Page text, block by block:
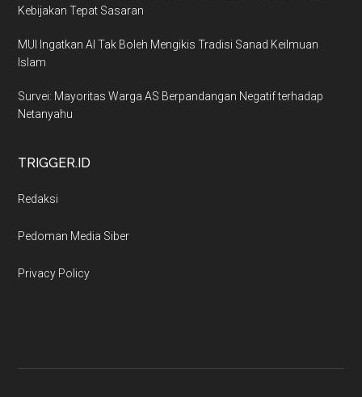
Kebijakan Tepat Sasaran
MUI Ingatkan AI Tak Boleh Mengikis Tradisi Sanad Keilmuan
Islam
Survei: Mayoritas Warga AS Berpandangan Negatif terhadap
Netanyahu
TRIGGER.ID
Redaksi
Pedoman Media Siber
Privacy Policy